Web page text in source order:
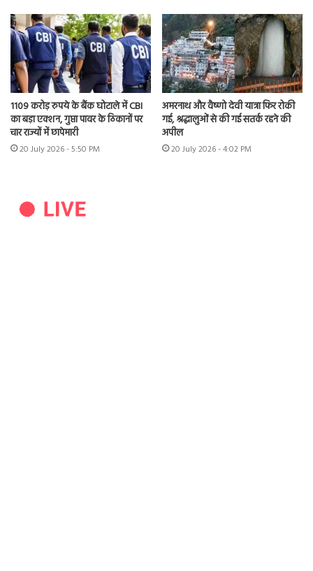
1109 करोड़ रुपये के बैंक घोटाले में CBI
का बड़ा एक्शन, गुप्ता पावर के ठिकानों पर
चार राज्यों में छापेमारी
20 July 2026 - 5:50 PM
अमरनाथ और वैष्णो देवी यात्रा फिर रोकी
गई, श्रद्धालुओं से की गई सतर्क रहने की
अपील
20 July 2026 - 4:02 PM